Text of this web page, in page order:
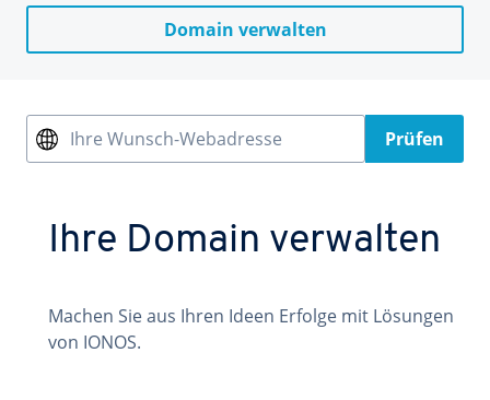
Domain verwalten
Ihre Wunsch-Webadresse Prüfen
Ihre Domain verwalten
Machen Sie aus Ihren Ideen Erfolge mit Lösungen
von IONOS.